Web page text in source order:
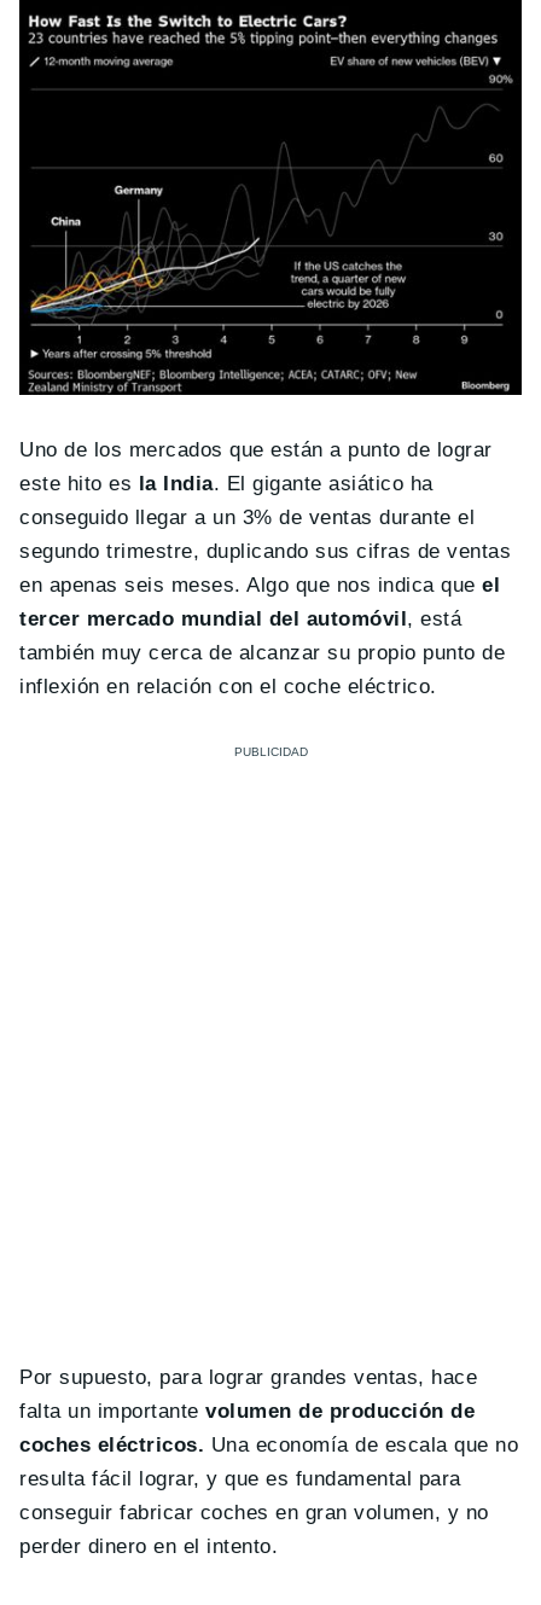
Uno de los mercados que están a punto de lograr
este hito es la India. El gigante asiático ha
conseguido llegar a un 3% de ventas durante el
segundo trimestre, duplicando sus cifras de ventas
en apenas seis meses. Algo que nos indica queel
tercer mercado mundial del automóvil, está
también muy cerca de alcanzar su propio punto de
inflexión en relación con el coche eléctrico.
Por supuesto, para lograr grandes ventas, hace
falta un importantevolumen de producción de
coches eléctricos. Una economía de escala que no
resulta fácil lograr, y que es fundamental para
conseguir fabricar coches en gran volumen, y no
perder dinero en el intento.